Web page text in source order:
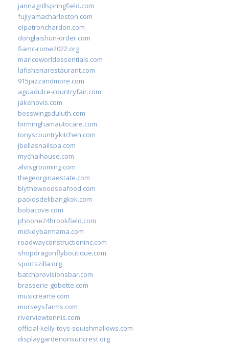
jannagrillspringfield.com
fujiyamacharleston.com
elpatronchardon.com
donglaishun-order.com
fiamc-rome2022.org
mariceworldessentials.com
lafisheriarestaurant.com
915jazzandmore.com
aguadulce-countryfair.com
jakehovis.com
bosswingsduluth.com
birminghamautocare.com
tonyscountrykitchen.com
jbellasnailspa.com
mychaihouse.com
alvisgrooming.com
thegeorginaestate.com
blythewoodseafood.com
paolosdelibangkok.com
bobacove.com
phoone24brookfield.com
mickeybarmama.com
roadwayconstructioninc.com
shopdragonflyboutique.com
sportszilla.org
batchprovisionsbar.com
brasserie-gobette.com
musicrearte.com
morseysfarms.com
riverviewtennis.com
official-kelly-toys-squishmallows.com
displaygardenonsuncrest.org